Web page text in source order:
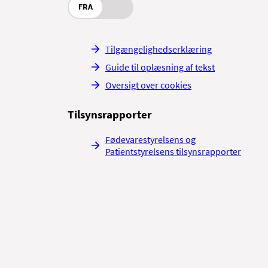
recept på smertestillende
tandlæge.
FRA
Tilgængelighedserklæring
Guide til oplæsning af tekst
Oversigt over cookies
Tilsynsrapporter
Fødevarestyrelsens og
Patientstyrelsens tilsynsrapporter